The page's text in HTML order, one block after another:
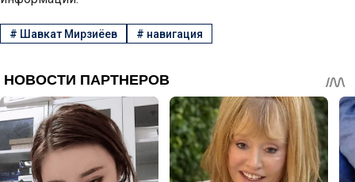
# Шавкат Мирзиёев # навигация